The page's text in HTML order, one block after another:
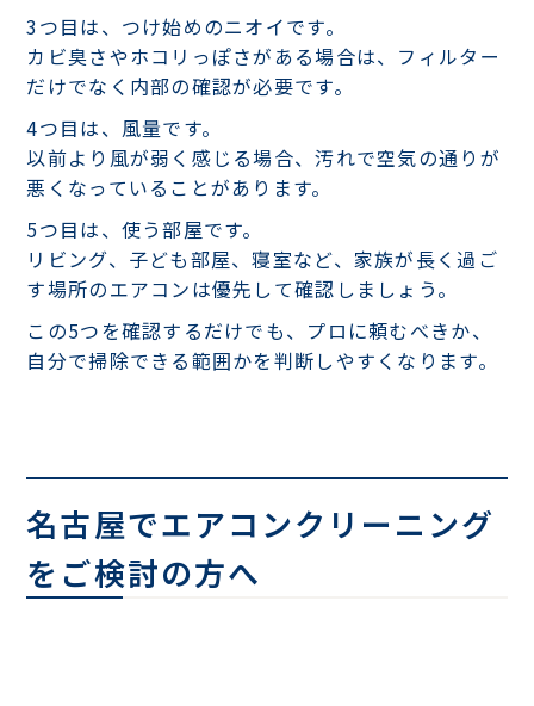
3つ目は、つけ始めのニオイです。
カビ臭さやホコリっぽさがある場合は、フィルター
だけでなく内部の確認が必要です。
4つ目は、風量です。
以前より風が弱く感じる場合、汚れで空気の通りが
悪くなっていることがあります。
5つ目は、使う部屋です。
リビング、子ども部屋、寝室など、家族が長く過ご
す場所のエアコンは優先して確認しましょう。
この5つを確認するだけでも、プロに頼むべきか、
自分で掃除できる範囲かを判断しやすくなります。
名古屋でエアコンクリーニング
をご検討の方へ